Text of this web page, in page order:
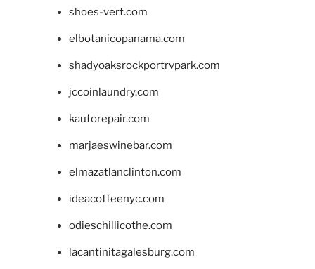
shoes-vert.com
elbotanicopanama.com
shadyoaksrockportrvpark.com
jccoinlaundry.com
kautorepair.com
marjaeswinebar.com
elmazatlanclinton.com
ideacoffeenyc.com
odieschillicothe.com
lacantinitagalesburg.com